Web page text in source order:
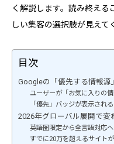
く解説します。読み終え
しい集客の選択肢が見えて
目次
Googleの「優先する情報
ユーザーが「お気に入りの
「優先」バッジが表示され
2026年グローバル展開で変
英語圏限定から全言語対応へ
すでに20万を超えるサイト